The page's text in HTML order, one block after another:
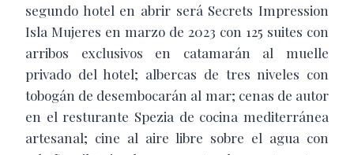
segundo hotel en abrir será Secrets Impression
Isla Mujeres en marzo de 2023 con 125 suites con
arribos exclusivos en catamarán al muelle
privado del hotel; albercas de tres niveles con
tobogán de desembocarán al mar; cenas de autor
en el resturante Spezia de cocina mediterránea
artesanal; cine al aire libre sobre el agua con